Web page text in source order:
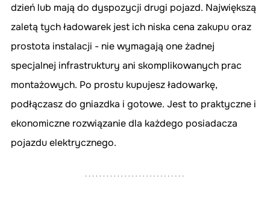
dzień lub mają do dyspozycji drugi pojazd. Największą
zaletą tych ładowarek jest ich niska cena zakupu oraz
prostota instalacji - nie wymagają one żadnej
specjalnej infrastruktury ani skomplikowanych prac
montażowych. Po prostu kupujesz ładowarkę,
podłączasz do gniazdka i gotowe. Jest to praktyczne i
ekonomiczne rozwiązanie dla każdego posiadacza
pojazdu elektrycznego.